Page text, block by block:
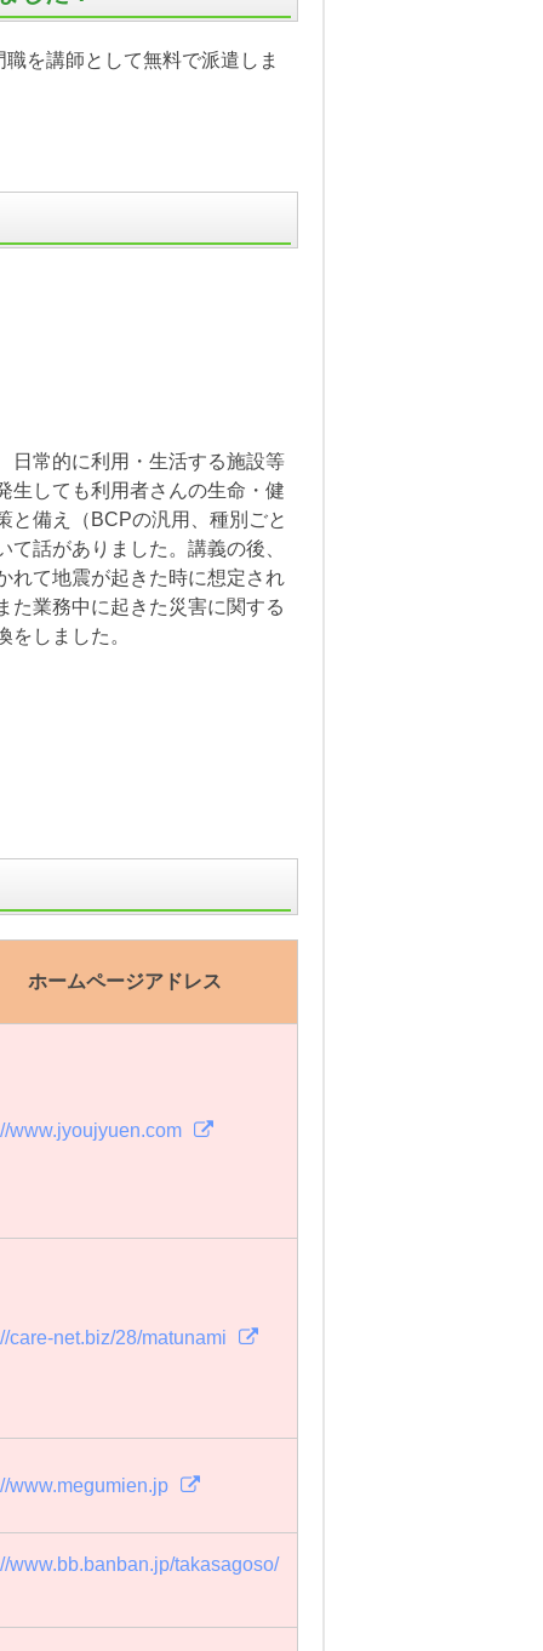
を講師として無料で派遣しま
日常的に利用・生活する施設等
生しても利用者さんの生命・健
と備え（BCPの汎用、種別ごと
話がありました。講義の後、
れて地震が起きた時に想定され
た業務中に起きた災害に関する
をしました。
ホームページアドレス
www.jyoujyuen.com
care-net.biz/28/matunami
www.megumien.jp
www.bb.banban.jp/takasagoso/